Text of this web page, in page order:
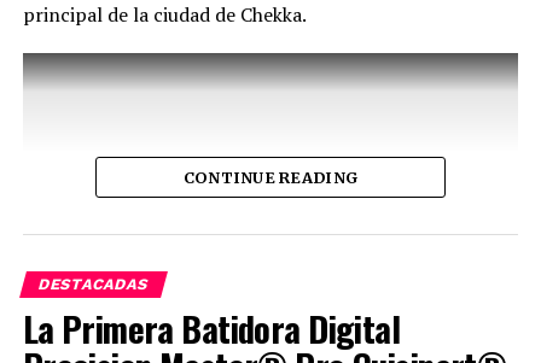
See author's posts
Twitter Facebook
“En línea con nuestra estrategia de sustentabilidad,
presentes y, en el marco de nuestros compromisos de
responsabilidad social, nos unimos con la CCB para el
fortalecimiento de 28 Expendios con Sentido Social
principal de la ciudad de Chekka.
CENTRO CHÍA con su gerenteMartha Patricia
CONTINUE READING
DESTACADAS
La Primera Batidora Digital